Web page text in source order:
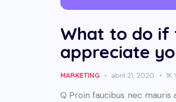
What to do if
appreciate
MARKETING abril 21, 2020 1K
Q Proin faucibus nec